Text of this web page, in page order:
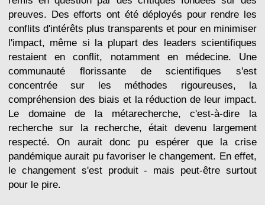
preuves. Des efforts ont été déployés pour rendre les
conflits d'intérêts plus transparents et pour en minimiser
l'impact, même si la plupart des leaders scientifiques
restaient en conflit, notamment en médecine. Une
communauté florissante de scientifiques s'est
concentrée sur les méthodes rigoureuses, la
compréhension des biais et la réduction de leur impact.
Le domaine de la métarecherche, c'est-à-dire la
recherche sur la recherche, était devenu largement
respecté. On aurait donc pu espérer que la crise
pandémique aurait pu favoriser le changement. En effet,
le changement s'est produit - mais peut-être surtout
pour le pire.